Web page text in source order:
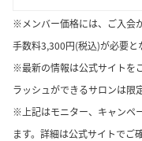
※メンバー価格には、ご入会
手数料3,300円(税込)が必要と
※最新の情報は公式サイトを
ラッシュができるサロンは限
※上記はモニター、キャンペ
ます。詳細は公式サイトでご